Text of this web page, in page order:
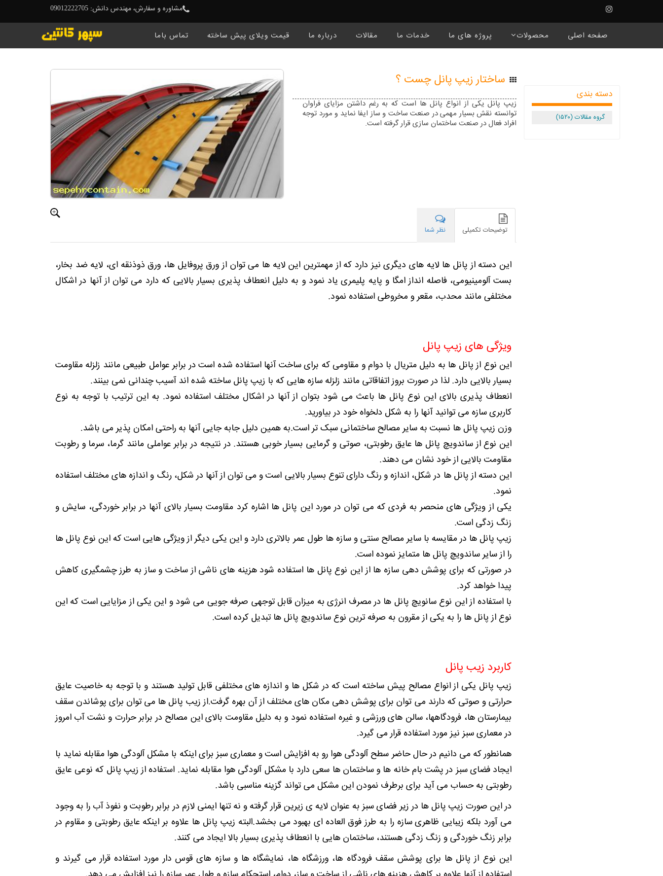
مشاوره و سفارش، مهندس دانش: 09012222705
صفحه اصلی محصولات پروژه های ما خدمات ما مقالات درباره ما قیمت ویلای پیش ساخته تماس باما
دسته بندی
گروه مقالات (۱۵۲۰)
ساختار زیپ پانل چست ؟
زیپ پانل یکی از انواع پانل ها است که به رغم داشتن مزایای فراوان
توانسته نقش بسیار مهمی در صنعت ساخت و ساز ایفا نماید و مورد توجه
افراد فعال در صنعت ساختمان سازی قرار گرفته است.
توضیحات تکمیلی نظر شما
این دسته از پانل ها لایه های دیگری نیز دارد که از مهمترین این لایه ها می توان از ورق پروفایل ها، ورق ذوذنقه ای، لایه ضد بخار،
بست آلومینیومی، فاصله انداز امگا و پایه پلیمری یاد نمود و به دلیل انعطاف پذیری بسیار بالایی که دارد می توان از آنها در اشکال
مختلفی مانند محدب، مقعر و مخروطی استفاده نمود.
ویژگی های زیپ پانل
این نوع از پانل ها به دلیل متریال با دوام و مقاومی که برای ساخت آنها استفاده شده است در برابر عوامل طبیعی مانند زلزله مقاومت
بسیار بالایی دارد. لذا در صورت بروز اتفاقاتی مانند زلزله سازه هایی که با زیپ پانل ساخته شده اند آسیب چندانی نمی بینند.
انعطاف پذیری بالای این نوع پانل ها باعث می شود بتوان از آنها در اشکال مختلف استفاده نمود. به این ترتیب با توجه به نوع
کاربری سازه می توانید آنها را به شکل دلخواه خود در بیاورید.
وزن زیپ پانل ها نسبت به سایر مصالح ساختمانی سبک تر است.به همین دلیل جابه جایی آنها به راحتی امکان پذیر می باشد.
این نوع از ساندویچ پانل ها عایق رطوبتی، صوتی و گرمایی بسیار خوبی هستند. در نتیجه در برابر عواملی مانند گرما، سرما و رطوبت
مقاومت بالایی از خود نشان می دهند.
این دسته از پانل ها در شکل، اندازه و رنگ دارای تنوع بسیار بالایی است و می توان از آنها در شکل، رنگ و اندازه های مختلف استفاده
نمود.
یکی از ویژگی های منحصر به فردی که می توان در مورد این پانل ها اشاره کرد مقاومت بسیار بالای آنها در برابر خوردگی، سایش و
زنگ زدگی است.
زیپ پانل ها در مقایسه با سایر مصالح سنتی و سازه ها طول عمر بالاتری دارد و این یکی دیگر از ویژگی هایی است که این نوع پانل ها
را از سایر ساندویچ پانل ها متمایز نموده است.
در صورتی که برای پوشش دهی سازه ها از این نوع پانل ها استفاده شود هزینه های ناشی از ساخت و ساز به طرز چشمگیری کاهش
پیدا خواهد کرد.
با استفاده از این نوع سانویچ پانل ها در مصرف انرژی به میزان قابل توجهی صرفه جویی می شود و این یکی از مزایایی است که این
نوع از پانل ها را به یکی از مقرون به صرفه ترین نوع ساندویچ پانل ها تبدیل کرده است.
کاربرد زیب پانل
زیپ پانل یکی از انواع مصالح پیش ساخته است که در شکل ها و اندازه های مختلفی قابل تولید هستند و با توجه به خاصیت عایق
حرارتی و صوتی که دارند می توان برای پوشش دهی مکان های مختلف از آن بهره گرفت.از زیب پانل ها می توان برای پوشاندن سقف
بیمارستان ها، فرودگاهها، سالن های ورزشی و غیره استفاده نمود و به دلیل مقاومت بالای این مصالح در برابر حرارت و نشت آب امروز
در معماری سبز نیز مورد استفاده قرار می گیرد.
همانطور که می دانیم در حال حاضر سطح آلودگی هوا رو به افزایش است و معماری سبز برای اینکه با مشکل آلودگی هوا مقابله نماید با
ایجاد فضای سبز در پشت بام خانه ها و ساختمان ها سعی دارد با مشکل آلودگی هوا مقابله نماید. استفاده از زیپ پانل که نوعی عایق
رطوبتی به حساب می آید برای برطرف نمودن این مشکل می تواند گزینه مناسبی باشد.
در این صورت زیپ پانل ها در زیر فضای سبز به عنوان لایه ی زیرین قرار گرفته و نه تنها ایمنی لازم در برابر رطوبت و نفوذ آب را به وجود
می آورد بلکه زیبایی ظاهری سازه را به طرز فوق العاده ای بهبود می بخشد.البته زیپ پانل ها علاوه بر اینکه عایق رطوبتی و مقاوم در
برابر زنگ خوردگی و زنگ زدگی هستند، ساختمان هایی با انعطاف پذیری بسیار بالا ایجاد می کنند.
این نوع از پانل ها برای پوشش سقف فرودگاه ها، ورزشگاه ها، نمایشگاه ها و سازه های قوس دار مورد استفاده قرار می گیرند و